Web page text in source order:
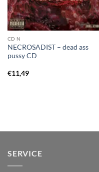
CD N
NECROSADIST – dead ass
pussy CD
€11,49
SERVICE